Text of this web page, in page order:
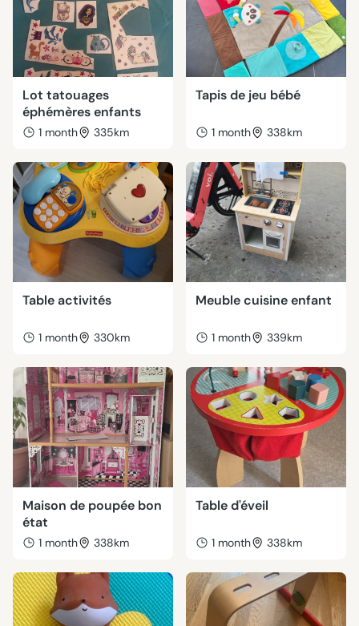
Lot tatouages
éphémères enfants
1 month 335km
Tapis de jeu bébé
1 month 338km
Table activités
1 month 330km
Meuble cuisine enfant
1 month 339km
Maison de poupée bon
état
1 month 338km
Table d'éveil
1 month 338km